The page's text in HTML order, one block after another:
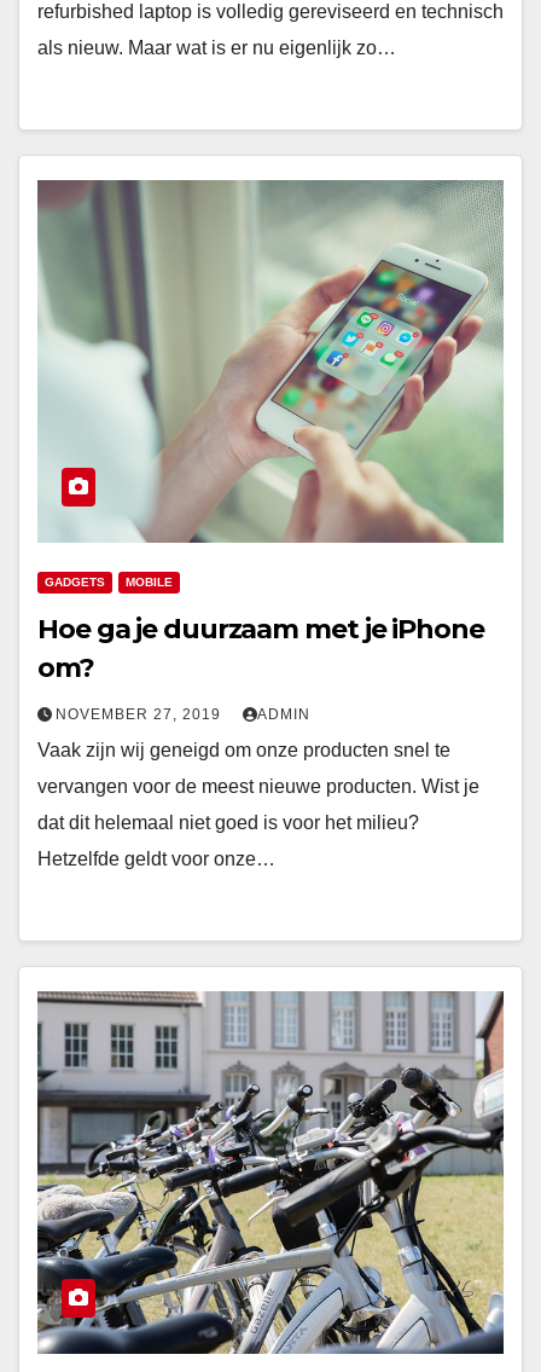
refurbished laptop is volledig gereviseerd en technisch
als nieuw. Maar wat is er nu eigenlijk zo…
GADGETS MOBILE
Hoe ga je duurzaam met je iPhone
om?
NOVEMBER 27, 2019 ADMIN
Vaak zijn wij geneigd om onze producten snel te
vervangen voor de meest nieuwe producten. Wist je
dat dit helemaal niet goed is voor het milieu?
Hetzelfde geldt voor onze…